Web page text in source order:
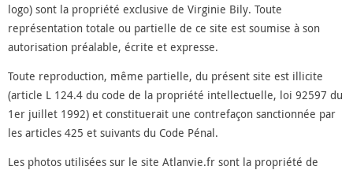
logo) sont la propriété exclusive de Virginie Bily. Toute
représentation totale ou partielle de ce site est soumise à son
autorisation préalable, écrite et expresse.
Toute reproduction, même partielle, du présent site est illicite
(article L 124.4 du code de la propriété intellectuelle, loi 92597 du
1er juillet 1992) et constituerait une contrefaçon sanctionnée par
les articles 425 et suivants du Code Pénal.
Les photos utilisées sur le site Atlanvie.fr sont la propriété de